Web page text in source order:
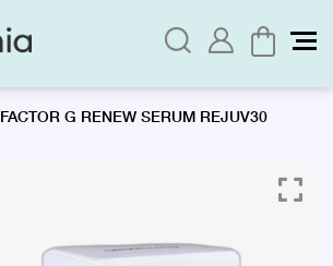
FACTOR G RENEW SERUM REJUV30